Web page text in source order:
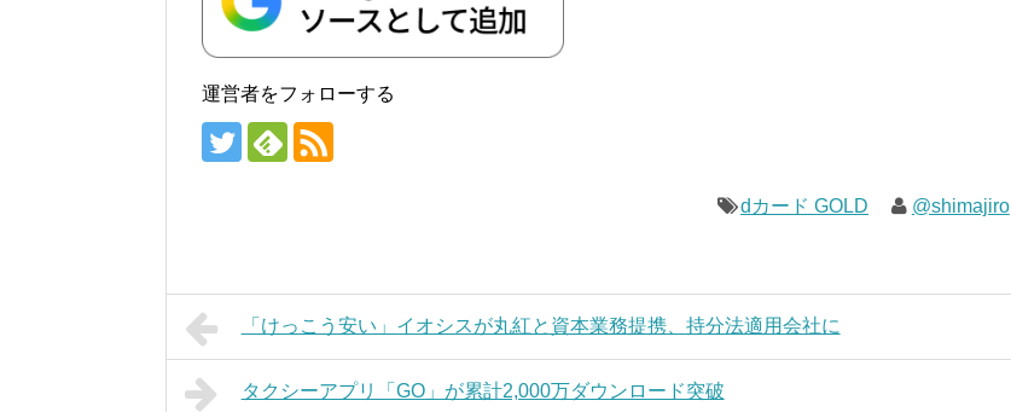
運営者をフォローする
dカード GOLD @shimajiro
「けっこう安い」イオシスが丸紅と資本業務提携、持分法適用会社に
タクシーアプリ「GO」が累計2,000万ダウンロード突破